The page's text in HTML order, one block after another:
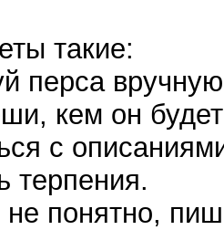
такие:
перса
кем он
с
терпения.
понятно,